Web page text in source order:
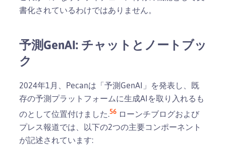
書化されているわけではありません。
予測GenAI: チャットとノートブッ
ク
2024年1月、Pecanは「予測GenAI」を発表し、既
存の予測プラットフォームに生成AIを取り入れるも
のとして位置付けました.56 ローンチブログおよび
プレス報道では、以下の2つの主要コンポーネント
が記述されています: